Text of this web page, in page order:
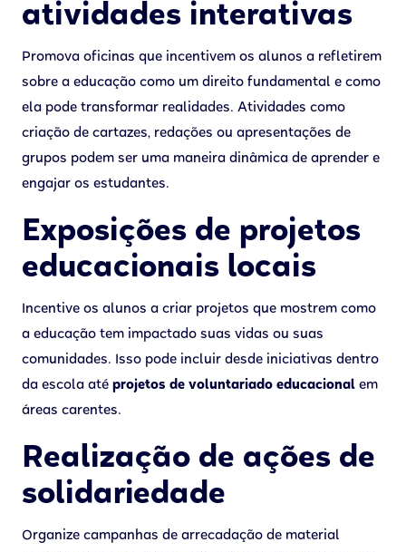
atividades interativas
Promova oficinas que incentivem os alunos a refletirem
sobre a educação como um direito fundamental e como
ela pode transformar realidades. Atividades como
criação de cartazes, redações ou apresentações de
grupos podem ser uma maneira dinâmica de aprender e
engajar os estudantes.
Exposições de projetos
educacionais locais
Incentive os alunos a criar projetos que mostrem como
a educação tem impactado suas vidas ou suas
comunidades. Isso pode incluir desde iniciativas dentro
da escola até projetos de voluntariado educacional em
áreas carentes.
Realização de ações de
solidariedade
Organize campanhas de arrecadação de material